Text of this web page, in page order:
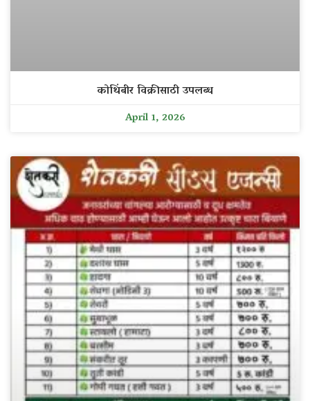
कोथिंबीर विक्रीसाठी उपलब्ध
April 1, 2026